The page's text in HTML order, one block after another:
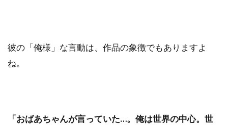
彼の「俺様」な言動は、作品の象徴でもありますよ
ね。
「おばあちゃんが言っていた…。俺は世界の中心。世